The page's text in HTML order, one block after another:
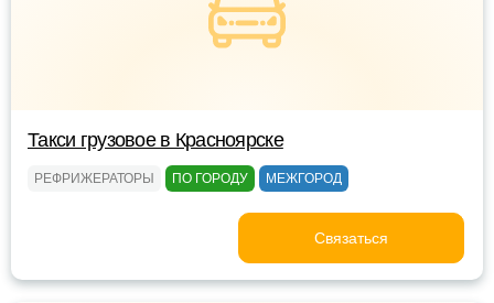
Такси грузовое в Красноярске
РЕФРИЖЕРАТОРЫ ПО ГОРОДУ МЕЖГОРОД
Связаться